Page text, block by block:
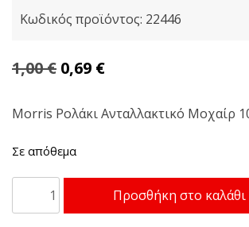
Κωδικός προϊόντος: 22446
1,00€ Original
was:
0,69 €Η
τιμή
Morris Ρολάκι Ανταλλακτικό Μοχαίρ
Σε απόθεμα
Ρολάκι
Προσθήκη στο καλάθι